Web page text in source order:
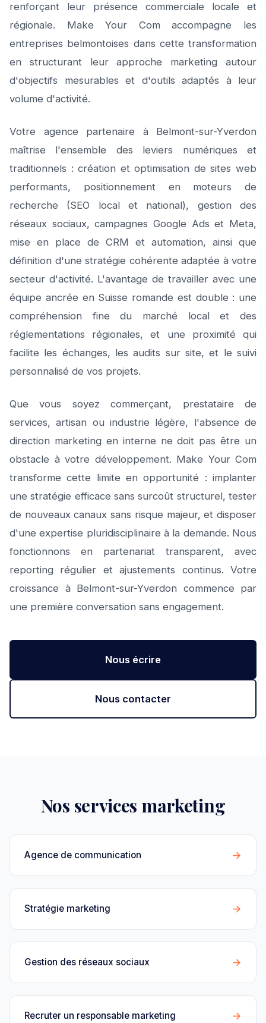
renforçant leur présence commerciale locale et
régionale. Make Your Com accompagne les
entreprises belmontoises dans cette transformation
en structurant leur approche marketing autour
d'objectifs mesurables et d'outils adaptés à leur
volume d'activité.
Votre agence partenaire à Belmont-sur-Yverdon
maîtrise l'ensemble des leviers numériques et
traditionnels : création et optimisation de sites web
performants, positionnement en moteurs de
recherche (SEO local et national), gestion des
réseaux sociaux, campagnes Google Ads et Meta,
mise en place de CRM et automation, ainsi que
définition d'une stratégie cohérente adaptée à votre
secteur d'activité. L'avantage de travailler avec une
équipe ancrée en Suisse romande est double : une
compréhension fine du marché local et des
réglementations régionales, et une proximité qui
facilite les échanges, les audits sur site, et le suivi
personnalisé de vos projets.
Que vous soyez commerçant, prestataire de
services, artisan ou industrie légère, l'absence de
direction marketing en interne ne doit pas être un
obstacle à votre développement. Make Your Com
transforme cette limite en opportunité : implanter
une stratégie efficace sans surcoût structurel, tester
de nouveaux canaux sans risque majeur, et disposer
d'une expertise pluridisciplinaire à la demande. Nous
fonctionnons en partenariat transparent, avec
reporting régulier et ajustements continus. Votre
croissance à Belmont-sur-Yverdon commence par
une première conversation sans engagement.
Nous écrire
Nous contacter
Nos services marketing
Agence de communication →
Stratégie marketing →
Gestion des réseaux sociaux →
Recruter un responsable marketing →